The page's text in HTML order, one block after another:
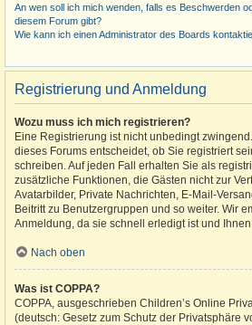
An wen soll ich mich wenden, falls es Beschwerden
diesem Forum gibt?
Wie kann ich einen Administrator des Boards
Registrierung und Anmeldung
Wozu muss ich mich registrieren?
Eine Registrierung ist nicht unbedingt
dieses Forums entscheidet, ob Sie registriert
schreiben. Auf jeden Fall erhalten Sie als
zusätzliche Funktionen, die Gästen nicht zur
Avatarbilder, Private Nachrichten, E-Mail-
Beitritt zu Benutzergruppen und so weiter. Wir
Anmeldung, da sie schnell erledigt ist und
Nach oben
Was ist COPPA?
COPPA, ausgeschrieben Children’s Online
(deutsch: Gesetz zum Schutz der Privatsphäre